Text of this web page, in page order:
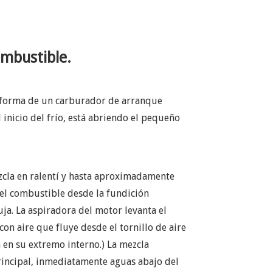
de un carburador de arranque
del frío, está abriendo el pequeño
en ralentí y hasta aproximadamente
combustible desde la fundición
La aspiradora del motor levanta el
aire que fluye desde el tornillo de aire
su extremo interno.) La mezcla
inmediatamente aguas abajo del